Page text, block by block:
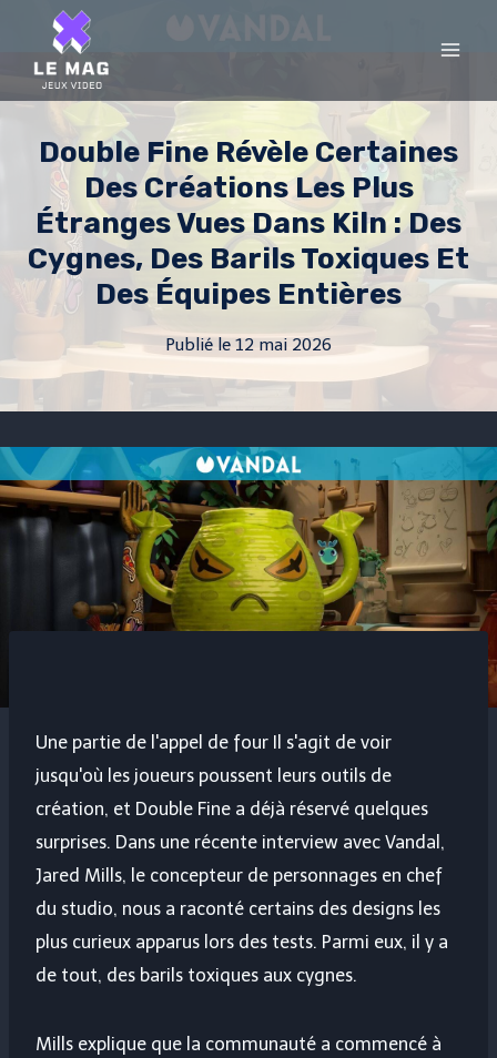
content
Double Fine Révèle Certaines
Des Créations Les Plus
Étranges Vues Dans Kiln : Des
Cygnes, Des Barils Toxiques Et
Des Équipes Entières
Publié le 12 mai 2026
Une partie de l'appel de four Il s'agit de voir
jusqu'où les joueurs poussent leurs outils de
création, et Double Fine a déjà réservé quelques
surprises. Dans une récente interview avec Vandal,
Jared Mills, le concepteur de personnages en chef
du studio, nous a raconté certains des designs les
plus curieux apparus lors des tests. Parmi eux, il y a
de tout, des barils toxiques aux cygnes.
Mills explique que la communauté a commencé à